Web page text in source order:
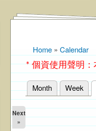
You are here
Home » Calendar
* 個資使用聲明
Primary tabs
Month Week
Next
»